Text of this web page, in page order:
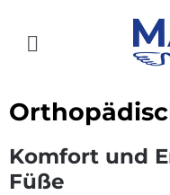
Inhalt
Toggle
SHOP
Komfort und
Füße